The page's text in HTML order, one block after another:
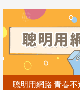
聰明用網路 青春不